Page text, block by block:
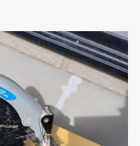
ためのメンテナンスと
のはミッションオイル
ットを使用。手順とし
に外していきます。こ
プラグをはずさない
入れられない、クル